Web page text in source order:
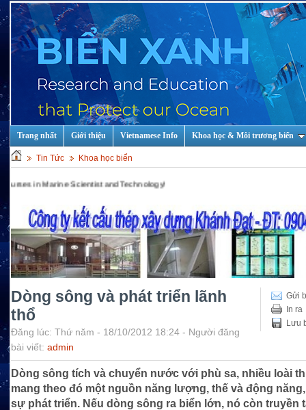
Trang nhất Giới thiệu Vietnamese Info Khoa học & Môi trương biển
Tin Tức Khoa học biển
and Technology!
Gửi
In ra
Lưu
Dòng sông và phát triển lãnh
thổ
Đăng lúc: Thứ năm - 18/10/2012 18:24 - Người đăng
bài viết: admin
Dòng sông tích và chuyển nước với phù sa, nhiều loài
mang theo đó một nguồn năng lượng, thế và động
sự phát triển. Nếu dòng sông ra biển lớn, nó còn truyền